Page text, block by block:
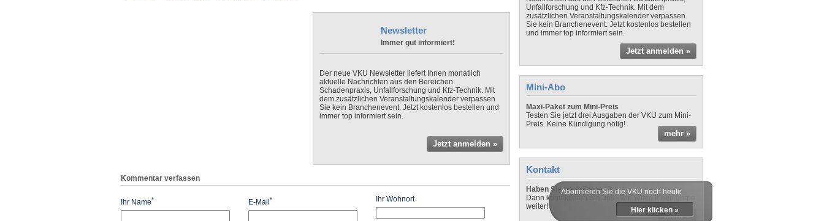
Newsletter
Immer gut informiert!
Der neue VKU Newsletter liefert Ihnen monatlich
aktuelle Nachrichten aus den Bereichen
Schadenpraxis, Unfallforschung und Kfz-Technik. Mit
dem zusätzlichen Veranstaltungskalender verpassen
Sie kein Branchenevent. Jetzt kostenlos bestellen und
immer top informiert sein.
Jetzt anmelden »
Kommentar verfassen
Ihr Name* E-Mail* Ihr Wohnort
Unfallforschung und Kfz-Technik. Mit dem
zusätzlichen Veranstaltungskalender verpassen
Sie kein Branchenevent. Jetzt kostenlos bestellen
und immer top informiert sein.
Jetzt anmelden »
Mini-Abo
Maxi-Paket zum Mini-Preis
Testen Sie jetzt drei Ausgaben der VKU zum Mini-
Preis. Keine Kündigung nötig!
mehr »
Kontakt
Haben Sie noch Fragen?
Dann kontaktieren Sie uns - wir helfen Ihnen gerne
weiter!
mehr »
Abonnieren Sie die VKU noch heute
Hier klicken »